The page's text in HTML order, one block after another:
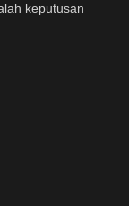
keputusan